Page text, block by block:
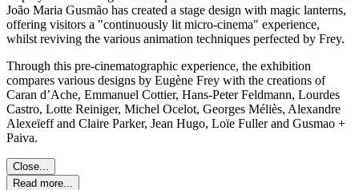
João Maria Gusmão has created a stage design with magic lanterns,
offering visitors a "continuously lit micro-cinema" experience,
whilst reviving the various animation techniques perfected by Frey.
Through this pre-cinematographic experience, the exhibition
compares various designs by Eugène Frey with the creations of
Caran d’Ache, Emmanuel Cottier, Hans-Peter Feldmann, Lourdes
Castro, Lotte Reiniger, Michel Ocelot, Georges Méliès, Alexandre
Alexeïeff and Claire Parker, Jean Hugo, Loïe Fuller and Gusmao +
Paiva.
Close...
Read more...